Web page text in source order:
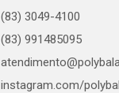
(83) 3049-4100
(83) 991485095
instagram.com/